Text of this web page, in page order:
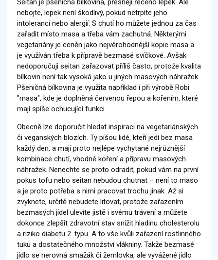
Seitan je pšeničná bílkovina, přesněji řečeno lepek. Ale
nebojte, lepek není škodlivý, pokud netrpíte jeho
intolerancí nebo alergií. S chutí ho můžete jednou za čas
zařadit místo masa a třeba vám zachutná. Některými
vegetariány je ceněn jako nejvěrohodnější kopie masa a
je využíván třeba k přípravě bezmasé svíčkové. Avšak
nedoporučuji seitan zařazovat příliš často, protože kvalita
bílkovin není tak vysoká jako u jiných masových náhražek.
Pšeničná bílkovina je využita například i při výrobě Robi
"masa", kde je doplněná červenou řepou a kořením, které
mají spíše ochucující funkci.
Obecně lze doporučit hledat inspiraci na vegetariánských
či veganských blozích. Ty píšou lidé, kteří jedí bez masa
každý den, a mají proto nejlépe vychytané nejrůznější
kombinace chutí, vhodné koření a přípravu masových
náhražek. Nenechte se proto odradit, pokud vám na první
pokus tofu nebo seitan nebudou chutnat – není to maso
a je proto potřeba s nimi pracovat trochu jinak. Až si
zvyknete, určitě nebudete litovat, protože zařazením
bezmasých jídel ulevíte jistě i svému trávení a můžete
dokonce zlepšit zdravotní stav snížit hladinu cholesterolu
a riziko diabetu 2. typu. A to vše kvůli zařazení rostlinného
tuku a dostatečného množství vlákniny. Takže bezmasé
jídlo se nerovná smažák či žemlovka, ale vyvážené jídlo